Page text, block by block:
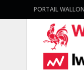
PORTAIL